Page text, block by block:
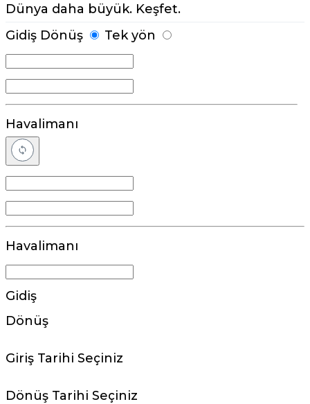
Dünya daha büyük. Keşfet.
Gidiş Dönüş
Tek yön
Havalimanı
Havalimanı
Gidiş
Dönüş
Giriş Tarihi Seçiniz
Dönüş Tarihi Seçiniz